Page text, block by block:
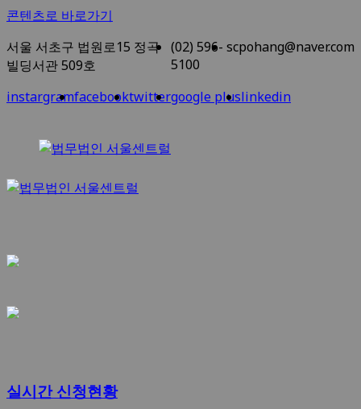
콘텐츠로 바로가기
서울 서초구 법원로15 정곡
빌딩서관 509호
(02) 596-
5100
scpohang@naver.com
instargramfacebooktwittergoogle pluslinkedin
법
인
울
실시간 신청현황